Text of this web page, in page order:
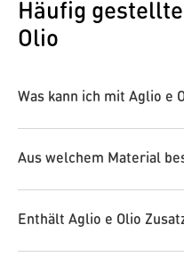
Häufig
Olio
Was kann ich mit Aglio e
Unsere Gewürze sind
Ob fein abgestimmt oder
verleihen jedem Gericht
Schau einfach mal auf
uns lass dich inspirieren! ✨
Aus welchem Material
Unsere kleinen Dosen
großen Dosen aus
Naturkorkdeckel. Warum
Enthält Aglio e Olio
Rosemary's Gewürze